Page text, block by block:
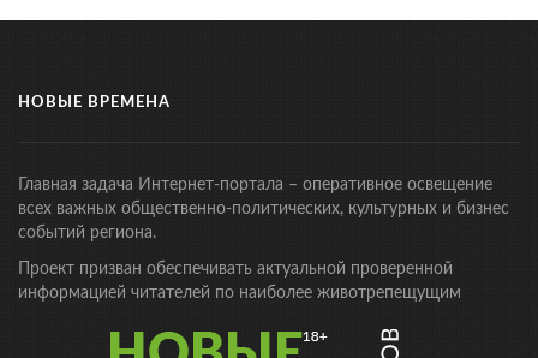
НОВЫЕ ВРЕМЕНА
Главная задача Интернет-портала – оперативное освещение
всех важных общественно-политических, культурных и бизнес
событий региона.
Проект призван обеспечивать актуальной проверенной
информацией читателей по наиболее животрепещущим